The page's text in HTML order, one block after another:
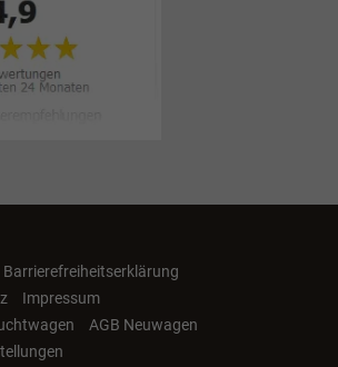
Barrierefreiheitserklärung
Impressum
AGB Neuwagen